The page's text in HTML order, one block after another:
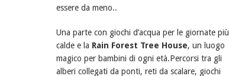
essere da meno..
Una parte con giochi d’acqua per le giornate più
calde e la Rain Forest Tree House, un luogo
magico per bambini di ogni età.Percorsi tra gli
alberi collegati da ponti, reti da scalare, giochi